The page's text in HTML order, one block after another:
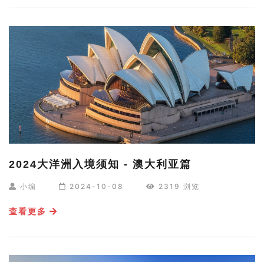
2024大洋洲入境须知 - 澳大利亚篇
小编 2024-10-08 2319 浏览
查看更多